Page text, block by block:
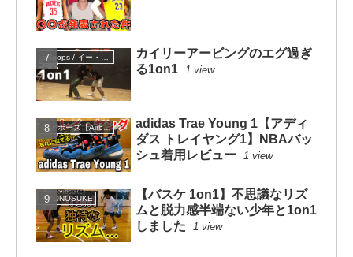
カイリーアービングのエグ過ぎ
る1on1
1 view
エアボーズ【Airbowz 】
adidas Trae Young 1【アディ
ダス トレイヤング1】NBAバッ
シュ着用レビュー 1 view
KYONOSUKE
【バスケ 1on1】不思議なリズ
ムと脱力感半端ない少年と1on1
しました
1 view